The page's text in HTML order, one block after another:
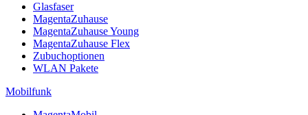
Glasfaser
MagentaZuhause
MagentaZuhause Young
MagentaZuhause Flex
Zubuchoptionen
WLAN Pakete
Mobilfunk